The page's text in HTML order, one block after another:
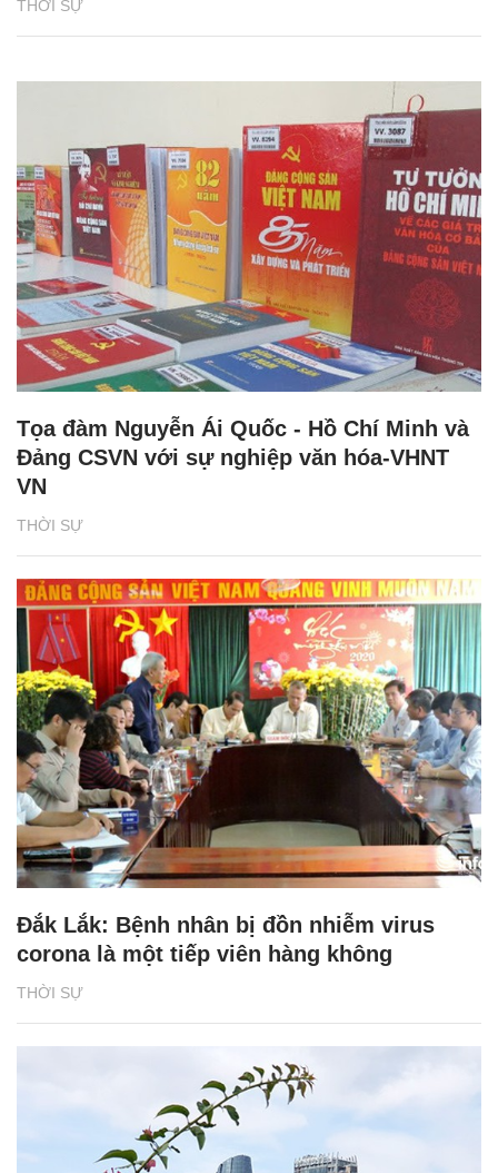
THỜI SỰ
THỜI SỰ
Tọa đàm Nguyễn Ái Quốc - Hồ Chí Minh và
Đảng CSVN với sự nghiệp văn hóa-VHNT
VN
THỜI SỰ
Đắk Lắk: Bệnh nhân bị đồn nhiễm virus
corona là một tiếp viên hàng không